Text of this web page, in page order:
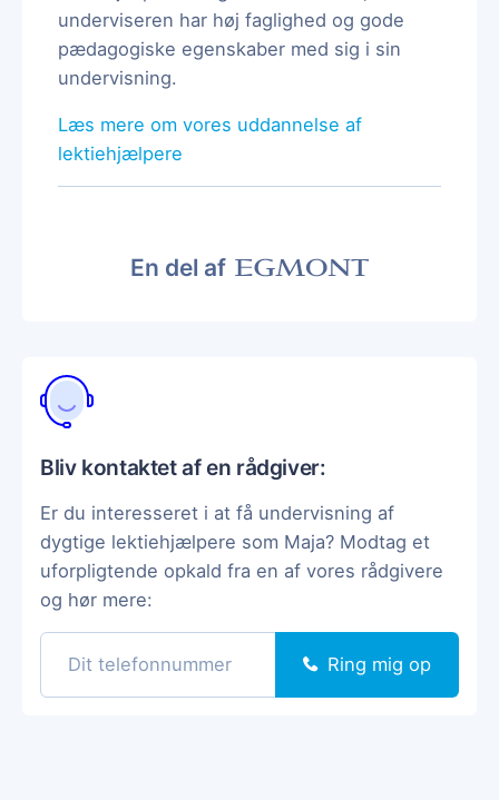
underviseren har høj faglighed og gode
pædagogiske egenskaber med sig i sin
undervisning.
Læs mere om vores uddannelse af
lektiehjælpere
En del af
Bliv kontaktet af en rådgiver:
Er du interesseret i at få undervisning af
dygtige lektiehjælpere som Maja? Modtag et
uforpligtende opkald fra en af vores rådgivere
og hør mere:
Ring mig op